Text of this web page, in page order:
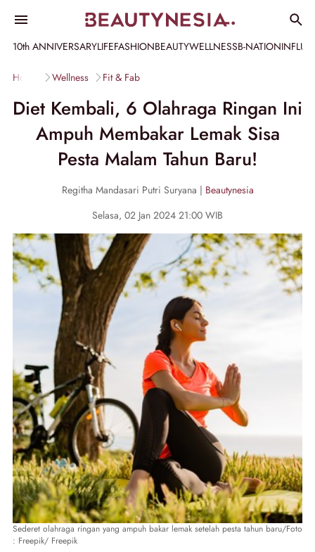
10th ANNIVERSARYLIFEFASHIONBEAUTYWELLNESSB-NATION
Home Wellness Fit & Fab
Diet Kembali, 6 Olahraga Ringan Ini
Ampuh Membakar Lemak Sisa
Pesta Malam Tahun Baru!
Regitha Mandasari Putri Suryana | Beautynesia
Selasa, 02 Jan 2024 21:00 WIB
Sederet olahraga ringan yang ampuh bakar lemak setelah pesta tahun baru/Foto
: Freepik/ Freepik